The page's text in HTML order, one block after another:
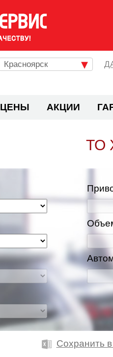
Красноярск
ЦЕНЫ АКЦИИ
ТО
Сохранить в